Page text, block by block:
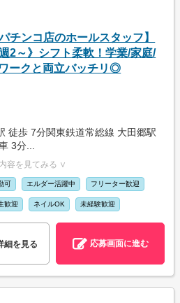
パチンコ店のホールスタッフ】
週2～》シフト柔軟！学業/家庭/
ークと両立バッチリ◎
徒歩 7分関東鉄道常総線 大田郷駅
3分...
容を見てみる ∨
可 エルダー活躍中 フリーター歓迎
歓迎 ネイルOK 未経験歓迎
細を見る 応募画面に進む